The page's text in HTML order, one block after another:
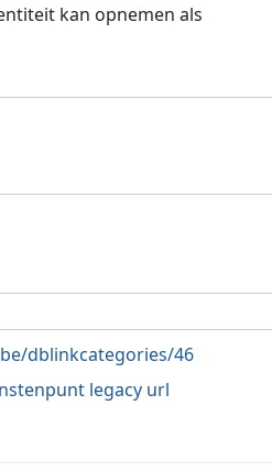
kan opnemen als
dblinkcategories/46
legacy url